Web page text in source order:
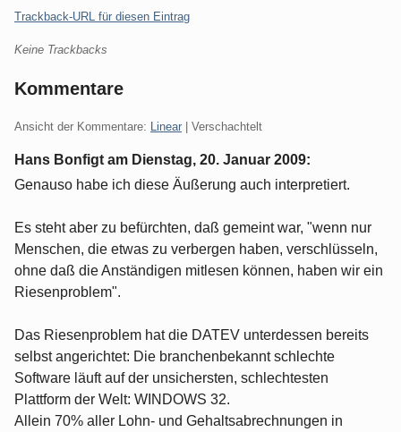
Trackback-URL für diesen Eintrag
Keine Trackbacks
Kommentare
Ansicht der Kommentare: Linear | Verschachtelt
Hans Bonfigt am Dienstag, 20. Januar 2009:
Genauso habe ich diese Äußerung auch interpretiert.
Es steht aber zu befürchten, daß gemeint war, "wenn nur
Menschen, die etwas zu verbergen haben, verschlüsseln,
ohne daß die Anständigen mitlesen können, haben wir ein
Riesenproblem".
Das Riesenproblem hat die DATEV unterdessen bereits
selbst angerichtet: Die branchenbekannt schlechte
Software läuft auf der unsichersten, schlechtesten
Plattform der Welt: WINDOWS 32.
Allein 70% aller Lohn- und Gehaltsabrechnungen in